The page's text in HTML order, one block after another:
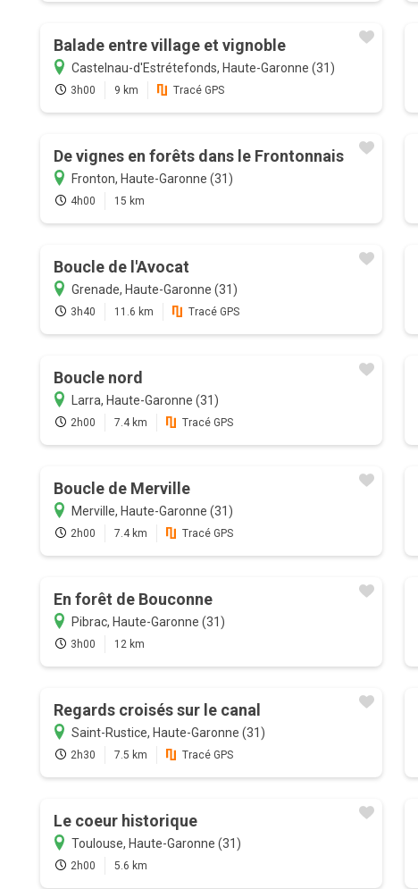
Balade entre village et vignoble
Castelnau-d'Estrétefonds, Haute-Garonne (31)
3h00 9 km Tracé GPS
De vignes en forêts dans le Frontonnais
Fronton, Haute-Garonne (31)
4h00 15 km
Boucle de l'Avocat
Grenade, Haute-Garonne (31)
3h40 11.6 km Tracé GPS
Boucle nord
Larra, Haute-Garonne (31)
2h00 7.4 km Tracé GPS
Boucle de Merville
Merville, Haute-Garonne (31)
2h00 7.4 km Tracé GPS
En forêt de Bouconne
Pibrac, Haute-Garonne (31)
3h00 12 km
Regards croisés sur le canal
Saint-Rustice, Haute-Garonne (31)
2h30 7.5 km Tracé GPS
Le coeur historique
Toulouse, Haute-Garonne (31)
2h00 5.6 km